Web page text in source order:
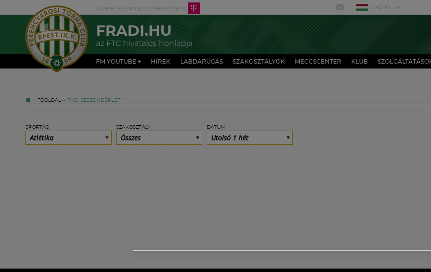
MAGYAR
FRADI.HU
az FTC hivatalos honlapja
FM YOUTUBE + HÍREK LABDARÚGÁS SZAKOSZTÁLYOK MECCSCENTER KLUB
FŐOLDAL » TAG: SZEZONBÉRLET
SPORTÁG
Atlétika
SZAKOSZTÁLY
Összes
DÁTUM
Utolsó 1 hét